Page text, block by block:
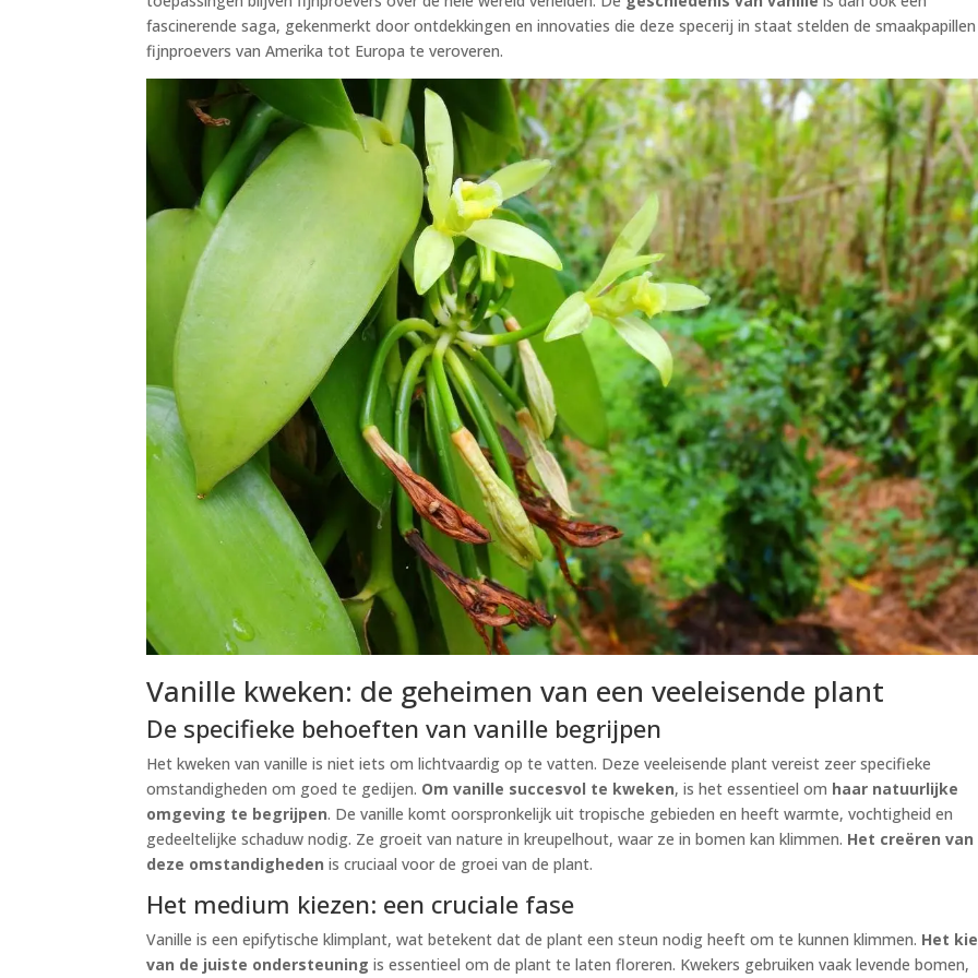
fascinerende saga, gekenmerkt door ontdekkingen en innovaties die deze specerij in staat stelden de
fijnproevers van Amerika tot Europa te veroveren.
Vanille kweken: de geheimen van een veeleisende plant
De specifieke behoeften van vanille begrijpen
Het kweken van vanille is niet iets om lichtvaardig op te vatten. Deze veeleisende plant vereist zeer specifieke
omstandigheden om goed te gedijen. Om vanille succesvol te kweken, is het essentieel om haar natuurlijke
omgeving te begrijpen. De vanille komt oorspronkelijk uit tropische gebieden en heeft warmte, vochtigheid en
gedeeltelijke schaduw nodig. Ze groeit van nature in kreupelhout, waar ze in bomen kan klimmen. Het creëren van
deze omstandigheden is cruciaal voor de groei van de plant.
Het medium kiezen: een cruciale fase
Vanille is een epifytische klimplant, wat betekent dat de plant een steun nodig heeft om te kunnen klimmen. Het
van de juiste ondersteuning is essentieel om de plant te laten floreren. Kwekers gebruiken vaak levende bomen,